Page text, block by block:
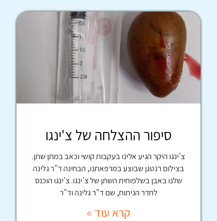
סיפור ההצלחה של צ'ינגו
צ'ינגו היקר הגיע אלינו בעקבות קושי וכאב במתן שתן.
בצילום רנטגן שבוצע במרפאתנו, הבחינה ד"ר גלינה
שלנו באבן בשלפוחית השתן של צ'ינגו. צ'ינגו הוכנס
לחדר הניתוח, שם ד"ר גלינה וד"ר
קרא עוד »